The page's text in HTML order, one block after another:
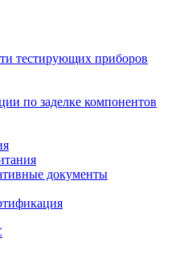
тестирующих приборов
по заделке компонентов
документы